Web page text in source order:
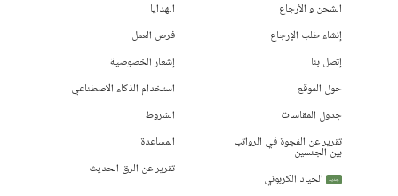
الشحن و الأرجاع
إنشاء طلب الإرجاع
إتصل بنا
حول الموقع
جدول المقاسات
تقرير عن الفجوة في الرواتب
بين الجنسين
جديد
الحياد الكربوني
الهدايا
فرص العمل
إشعار الخصوصية
استخدام الذكاء الاصطناعي
الشروط
المساعدة
تقرير عن الرق الحديث